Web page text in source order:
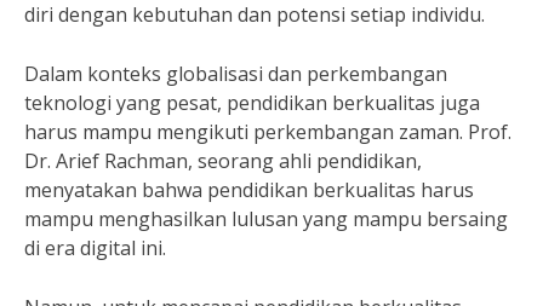
diri dengan kebutuhan dan potensi setiap individu.
Dalam konteks globalisasi dan perkembangan
teknologi yang pesat, pendidikan berkualitas juga
harus mampu mengikuti perkembangan zaman. Prof.
Dr. Arief Rachman, seorang ahli pendidikan,
menyatakan bahwa pendidikan berkualitas harus
mampu menghasilkan lulusan yang mampu bersaing
di era digital ini.